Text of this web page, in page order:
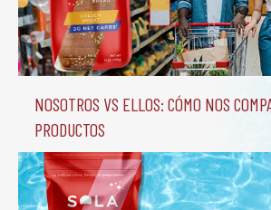
Nosotros vs Ellos: Cómo nos
productos